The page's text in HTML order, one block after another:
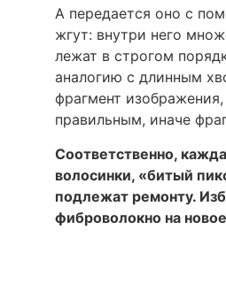
А передается оно с
жгут: внутри него
лежат в строгом
аналогию с длинным
фрагмент
правильным, иначе
Соответственно,
волосинки, «битый
подлежат ремонту.
фиброволокно на